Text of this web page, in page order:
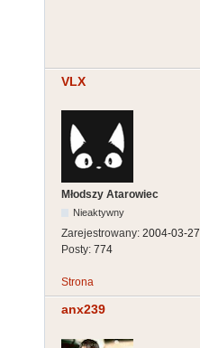
VLX
Młodszy Atarowiec
Nieaktywny
Zarejestrowany: 2004-03-27
Posty: 774
Strona
anx239